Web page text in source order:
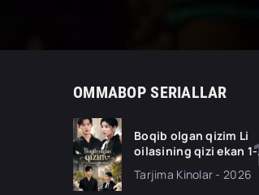
OMMABOP SERIALLAR
Boqib olgan qizim Li
oilasining qizi ekan 1-
70-80 Qism drama
Tarjima Kinolar - 2026